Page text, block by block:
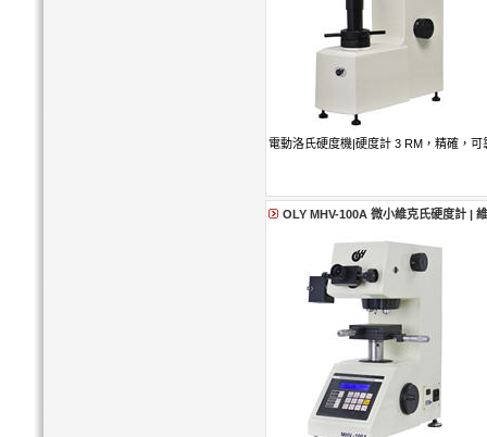
電動洛氏硬度機|硬度計 3 RM，精確，可
OLY MHV-100A 微小維克氏硬度計 |